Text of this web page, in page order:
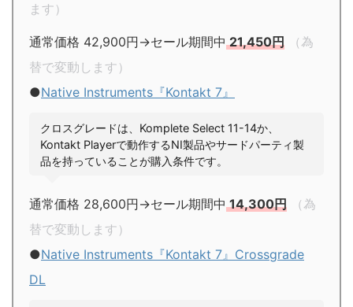
ます）
通常価格 42,900円→セール期間中21,450円
（為
替で変動します）
●Native Instruments『Kontakt 7』
クロスグレードは、Komplete Select 11-14か、
Kontakt Playerで動作するNI製品やサードパーティ製
品を持っていることが購入条件です。
通常価格 28,600円→セール期間中14,300円
（為
替で変動します）
●Native Instruments『Kontakt 7』Crossgrade
DL